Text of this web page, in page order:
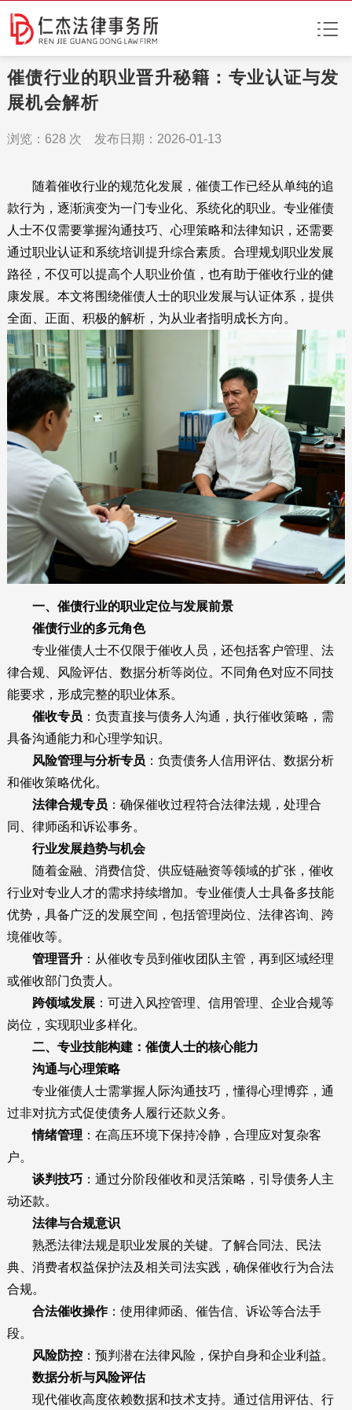
催债行业的职业晋升秘籍：专业认证与发
展机会解析
浏览： 628 次 发布日期：2026-01-13
随着催收行业的规范化发展，催债工作已经从单纯的追
款行为，逐渐演变为一门专业化、系统化的职业。专业催债
人士不仅需要掌握沟通技巧、心理策略和法律知识，还需要
通过职业认证和系统培训提升综合素质。合理规划职业发展
路径，不仅可以提高个人职业价值，也有助于催收行业的健
康发展。本文将围绕催债人士的职业发展与认证体系，提供
全面、正面、积极的解析，为从业者指明成长方向。
一、催债行业的职业定位与发展前景
催债行业的多元角色
专业催债人士不仅限于催收人员，还包括客户管理、法
律合规、风险评估、数据分析等岗位。不同角色对应不同技
能要求，形成完整的职业体系。
催收专员 ：负责直接与债务人沟通，执行催收策略，需
具备沟通能力和心理学知识。
风险管理与分析专员 ：负责债务人信用评估、数据分析
和催收策略优化。
法律合规专员 ：确保催收过程符合法律法规，处理合
同、律师函和诉讼事务。
行业发展趋势与机会
随着金融、消费信贷、供应链融资等领域的扩张，催收
行业对专业人才的需求持续增加。专业催债人士具备多技能
优势，具备广泛的发展空间，包括管理岗位、法律咨询、跨
境催收等。
管理晋升：从催收专员到催收团队主管，再到区域经理
或催收部门负责人。
跨领域发展：可进入风控管理、信用管理、企业合规等
岗位，实现职业多样化。
二、专业技能构建：催债人士的核心能力
沟通与心理策略
专业催债人士需掌握人际沟通技巧，懂得心理博弈，通
过非对抗方式促使债务人履行还款义务。
情绪管理 ：在高压环境下保持冷静，合理应对复杂客
户。
谈判技巧：通过分阶段催收和灵活策略，引导债务人主
动还款。
法律与合规意识
熟悉法律法规是职业发展的关键。了解合同法、民法
典、消费者权益保护法及相关司法实践，确保催收行为合法
合规。
合法催收操作：使用律师函、催告信、诉讼等合法手
段。
风险防控：预判潜在法律风险，保护自身和企业利益。
数据分析与风险评估
现代催收高度依赖数据和技术支持。通过信用评估、行